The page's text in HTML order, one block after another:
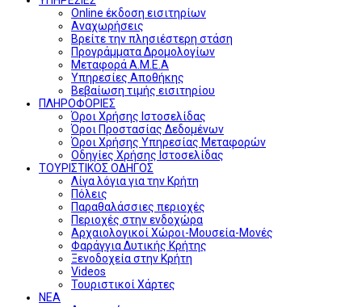
Online έκδοση εισιτηρίων
Αναχωρήσεις
Βρείτε την πλησιέστερη στάση
Προγράμματα Δρομολογίων
Μεταφορά Α.Μ.Ε.Α
Υπηρεσίες Αποθήκης
Βεβαίωση τιμής εισιτηρίου
ΠΛΗΡΟΦΟΡΙΕΣ
Όροι Χρήσης Ιστοσελίδας
Όροι Προστασίας Δεδομένων
Όροι Χρήσης Υπηρεσίας Μεταφορών
Οδηγίες Χρήσης Ιστοσελίδας
ΤΟΥΡΙΣΤΙΚΟΣ ΟΔΗΓΟΣ
Λίγα λόγια για την Κρήτη
Πόλεις
Παραθαλάσσιες περιοχές
Περιοχές στην ενδοχώρα
Αρχαιολογικοί Χώροι-Μουσεία-Μονές
Φαράγγια Δυτικής Κρήτης
Ξενοδοχεία στην Κρήτη
Videos
Τουριστικοί Χάρτες
ΝΕΑ